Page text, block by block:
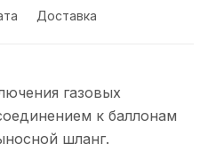
Доставка
газовых
к баллонам
шланг.